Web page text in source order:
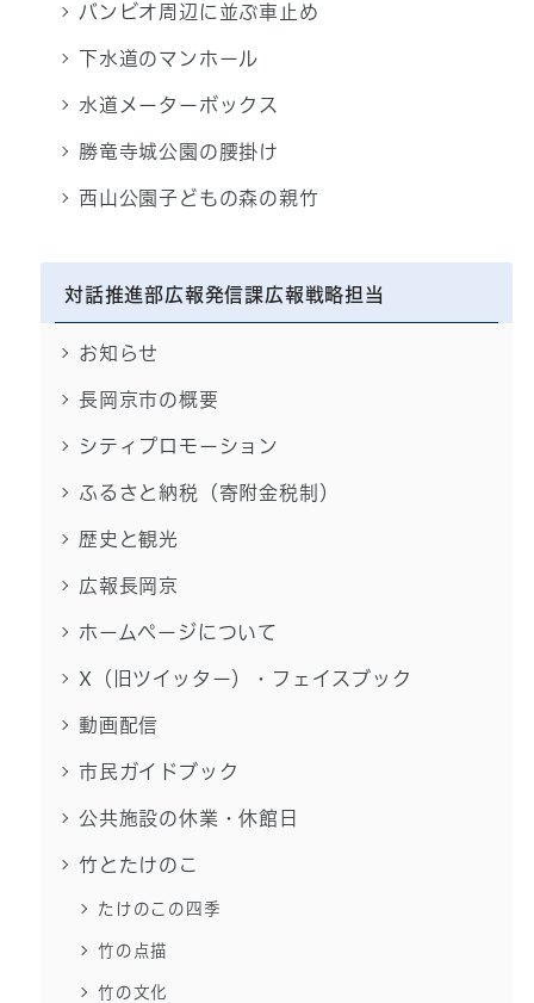
バンビオ周辺に並ぶ車止め
下水道のマンホール
水道メーターボックス
勝竜寺城公園の腰掛け
西山公園子どもの森の親竹
対話推進部広報発信課広報戦略担当
お知らせ
長岡京市の概要
シティプロモーション
ふるさと納税（寄附金税制）
歴史と観光
広報長岡京
ホームページについて
X（旧ツイッター）・フェイスブック
動画配信
市民ガイドブック
公共施設の休業・休館日
竹とたけのこ
たけのこの四季
竹の点描
竹の文化